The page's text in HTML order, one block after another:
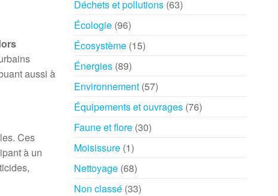
aussi à
Ces
à un
Déchets et pollutions(63)
Écologie(96)
Écosystème(15)
Énergies(89)
Environnement(57)
Équipements et ouvrages(76)
Faune et flore(30)
Moisissure(1)
Nettoyage(68)
Non classé(33)